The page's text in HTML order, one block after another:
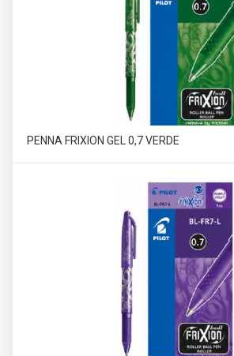
PENNA FRIXION GEL 0,7 VERDE